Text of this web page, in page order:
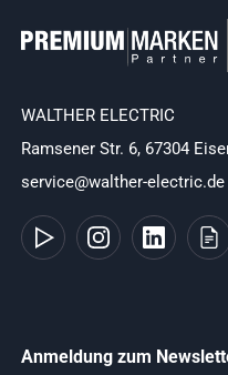
WALTHER ELECTRIC
Ramsener Str. 6, 67304
service@walther-electric.de
Anmeldung zum